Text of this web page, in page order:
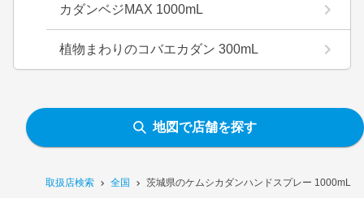
取扱店検索 全国 茨城県のケムシカダンハンドスプレー 1000mLを
カダンベジMAX 1000mL
植物まわりのコバエカダン 300mL
地図で店舗を探す